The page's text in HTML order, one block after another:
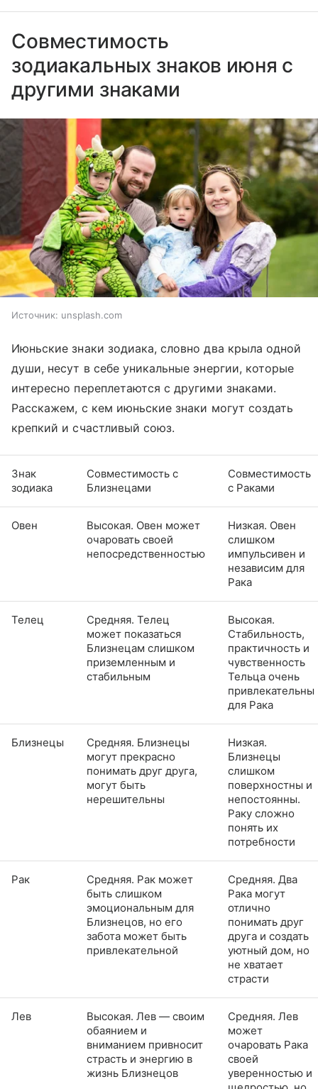
Совместимость
зодиакальных знаков июня с
другими знаками
Источник: unsplash.com
Июньские знаки зодиака, словно два крыла одной
души, несут в себе уникальные энергии, которые
интересно переплетаются с другими знаками.
Расскажем, с кем июньские знаки могут создать
крепкий и счастливый союз.
Знак
зодиака
Совместимость с
Близнецами
Совместимость
с Раками
Овен
Высокая. Овен может
очаровать своей
непосредственностью
Низкая. Овен
слишком
импульсивен и
независим для
Рака
Телец
Средняя. Телец
может показаться
Близнецам слишком
приземленным и
стабильным
Высокая.
Стабильность,
практичность и
чувственность
Тельца очень
привлекательны
для Рака
Близнецы
Средняя. Близнецы
могут прекрасно
понимать друг друга,
могут быть
нерешительны
Низкая.
Близнецы
слишком
поверхностны и
непостоянны.
Раку сложно
понять их
потребности
Рак
Средняя. Рак может
быть слишком
эмоциональным для
Близнецов, но его
забота может быть
привлекательной
Средняя. Два
Рака могут
отлично
понимать друг
друга и создать
уютный дом, но
не хватает
страсти
Лев
Высокая. Лев — своим
обаянием и
вниманием привносит
страсть и энергию в
жизнь Близнецов
Средняя. Лев
может
очаровать Рака
своей
уверенностью и